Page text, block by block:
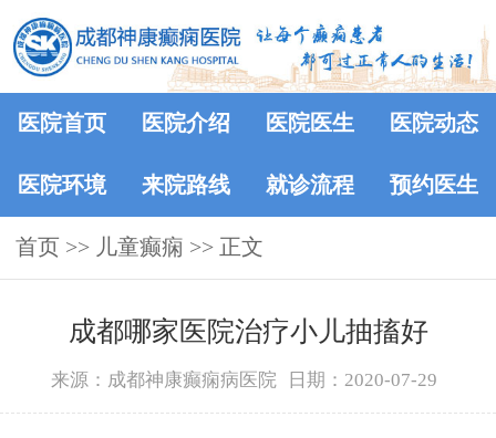
医院首页 医院介绍 医院医生 医院动态
医院环境 来院路线 就诊流程 预约医生
首页 >> 儿童癫痫 >> 正文
成都哪家医院治疗小儿抽搐好
来源：成都神康癫痫病医院 日期：2020-07-29